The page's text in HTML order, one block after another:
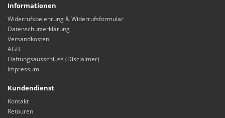
Informationen
Widerrufsbelehrung & Widerrufsformular
Datenschutzerklärung
Versandkosten
AGB
Haftungsausschluss (Disclaimer)
Impressum
Kundendienst
Kontakt
Retouren